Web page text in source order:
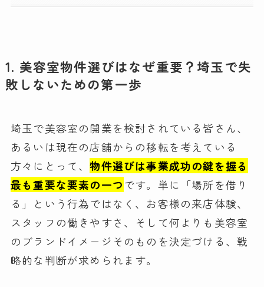
1. 美容室物件選びはなぜ重要？埼玉で失
敗しないための第一歩
埼玉で美容室の開業を検討されている皆さん、
あるいは現在の店舗からの移転を考えている
方々にとって、物件選びは事業成功の鍵を握る
最も重要な要素の一つです。単に「場所を借り
る」という行為ではなく、お客様の来店体験、
スタッフの働きやすさ、そして何よりも美容室
のブランドイメージそのものを決定づける、戦
略的な判断が求められます。